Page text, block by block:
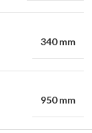
340 mm
950 mm